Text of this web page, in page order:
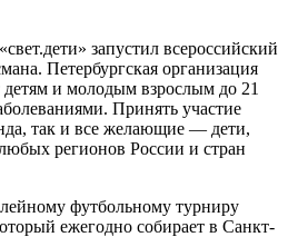
запустил всероссийский
Петербургская организация
детям и молодым взрослым до 21
Принять участие
так и все желающие — дети,
регионов России и стран
футбольному турниру
ежегодно собирает в Санкт-